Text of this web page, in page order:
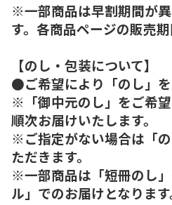
※一部商品は早割期間が
す。各商品ページの販売
【のし・包装について】
●ご希望により「のし」を
※「御中元のし」をご希
順次お届けいたします。
※ご指定がない場合は「
ただきます。
※一部商品は「短冊のし
ル」でのお届けとなりま